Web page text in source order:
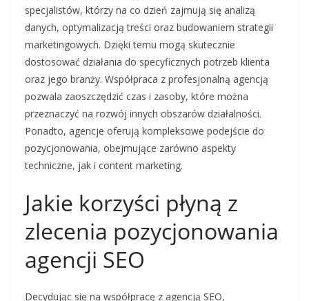
specjalistów, którzy na co dzień zajmują się analizą
danych, optymalizacją treści oraz budowaniem strategii
marketingowych. Dzięki temu mogą skutecznie
dostosować działania do specyficznych potrzeb klienta
oraz jego branży. Współpraca z profesjonalną agencją
pozwala zaoszczędzić czas i zasoby, które można
przeznaczyć na rozwój innych obszarów działalności.
Ponadto, agencje oferują kompleksowe podejście do
pozycjonowania, obejmujące zarówno aspekty
techniczne, jak i content marketing.
Jakie korzyści płyną z
zlecenia pozycjonowania
agencji SEO
Decydując się na współpracę z agencją SEO,